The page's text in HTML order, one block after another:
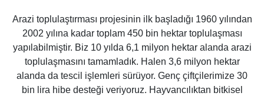
Arazi toplulaştırması projesinin ilk başladığı 1960 yılından
2002 yılına kadar toplam 450 bin hektar toplulaşması
yapılabilmiştir. Biz 10 yılda 6,1 milyon hektar alanda arazi
toplulaşmasını tamamladık. Halen 3,6 milyon hektar
alanda da tescil işlemleri sürüyor. Genç çiftçilerimize 30
bin lira hibe desteği veriyoruz. Hayvancılıktan bitkisel